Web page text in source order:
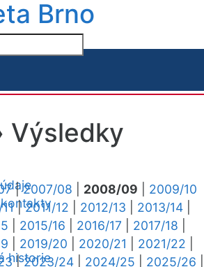
Brno
historie
Výsledky
|2007/08 2008/09
2009/10
|2011/12 2012/13 2013/14
2015/16 2016/17 2017/18
2019/20 2020/21 2021/22
|2023/24 2024/25 2025/26